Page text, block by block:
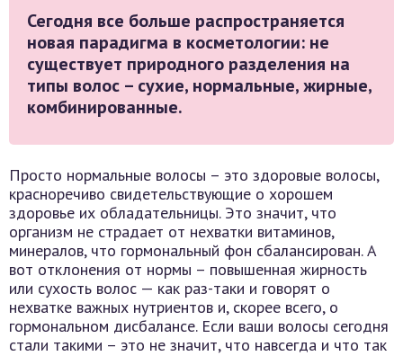
Сегодня все больше распространяется
новая парадигма в косметологии: не
существует природного разделения на
типы волос – сухие, нормальные, жирные,
комбинированные.
Просто нормальные волосы – это здоровые волосы,
красноречиво свидетельствующие о хорошем
здоровье их обладательницы. Это значит, что
организм не страдает от нехватки витаминов,
минералов, что гормональный фон сбалансирован. А
вот отклонения от нормы – повышенная жирность
или сухость волос — как раз-таки и говорят о
нехватке важных нутриентов и, скорее всего, о
гормональном дисбалансе. Если ваши волосы сегодня
стали такими – это не значит, что навсегда и что так